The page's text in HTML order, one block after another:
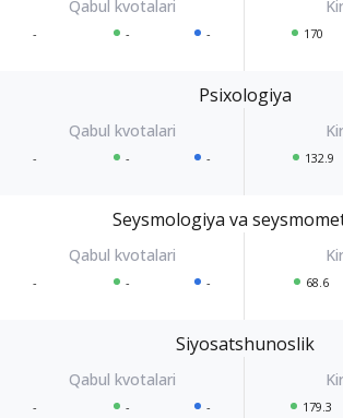
- - - 170
Psixologiya
- - - 132.9
Seysmologiya va
- - - 68.6
Siyosatshunoslik
- - - 179.3